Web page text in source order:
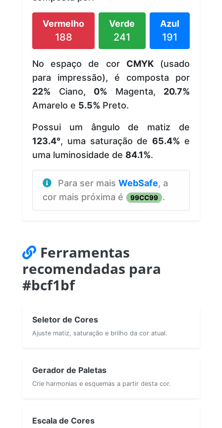
Vermelho
188
Verde
241
Azul
191
No espaço de cor CMYK(usado
para impressão), é composta por
22% Ciano, 0% Magenta, 20.7%
Amarelo e 5.5% Preto.
Possui um ângulo de matiz de
123.4°, uma saturação de65.4% e
uma luminosidade de 84.1%.
Para ser mais WebSafe, a
cor mais próxima é
99CC99 .
Ferramentas
recomendadas para
#bcf1bf
Seletor de Cores
Ajuste matiz, saturação e brilho da cor atual.
Gerador de Paletas
Crie harmonias e esquemas a partir desta cor.
Escala de Cores